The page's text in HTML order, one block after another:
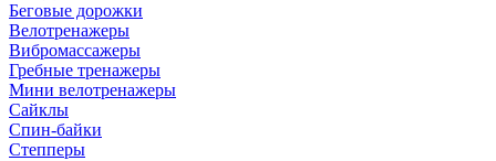
Беговые дорожки
Велотренажеры
Вибромассажеры
Гребные тренажеры
Мини велотренажеры
Сайклы
Спин-байки
Степперы